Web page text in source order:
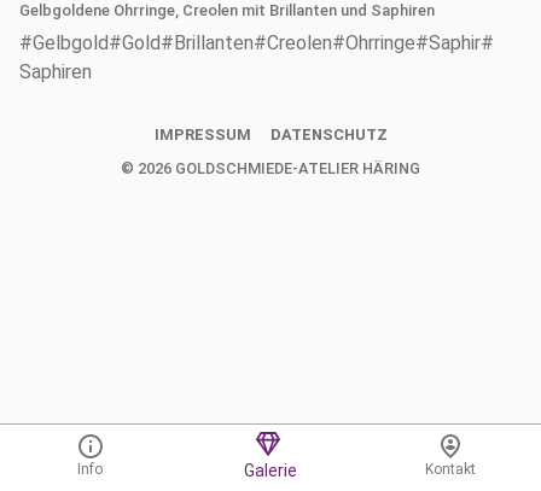
Gelbgoldene Ohrringe, Creolen mit Brillanten und Saphiren
#Gelbgold#Gold#Brillanten#Creolen#Ohrringe#Saphir#
Saphiren
IMPRESSUM
DATENSCHUTZ
© 2026 GOLDSCHMIEDE-ATELIER HÄRING
Info Galerie Kontakt